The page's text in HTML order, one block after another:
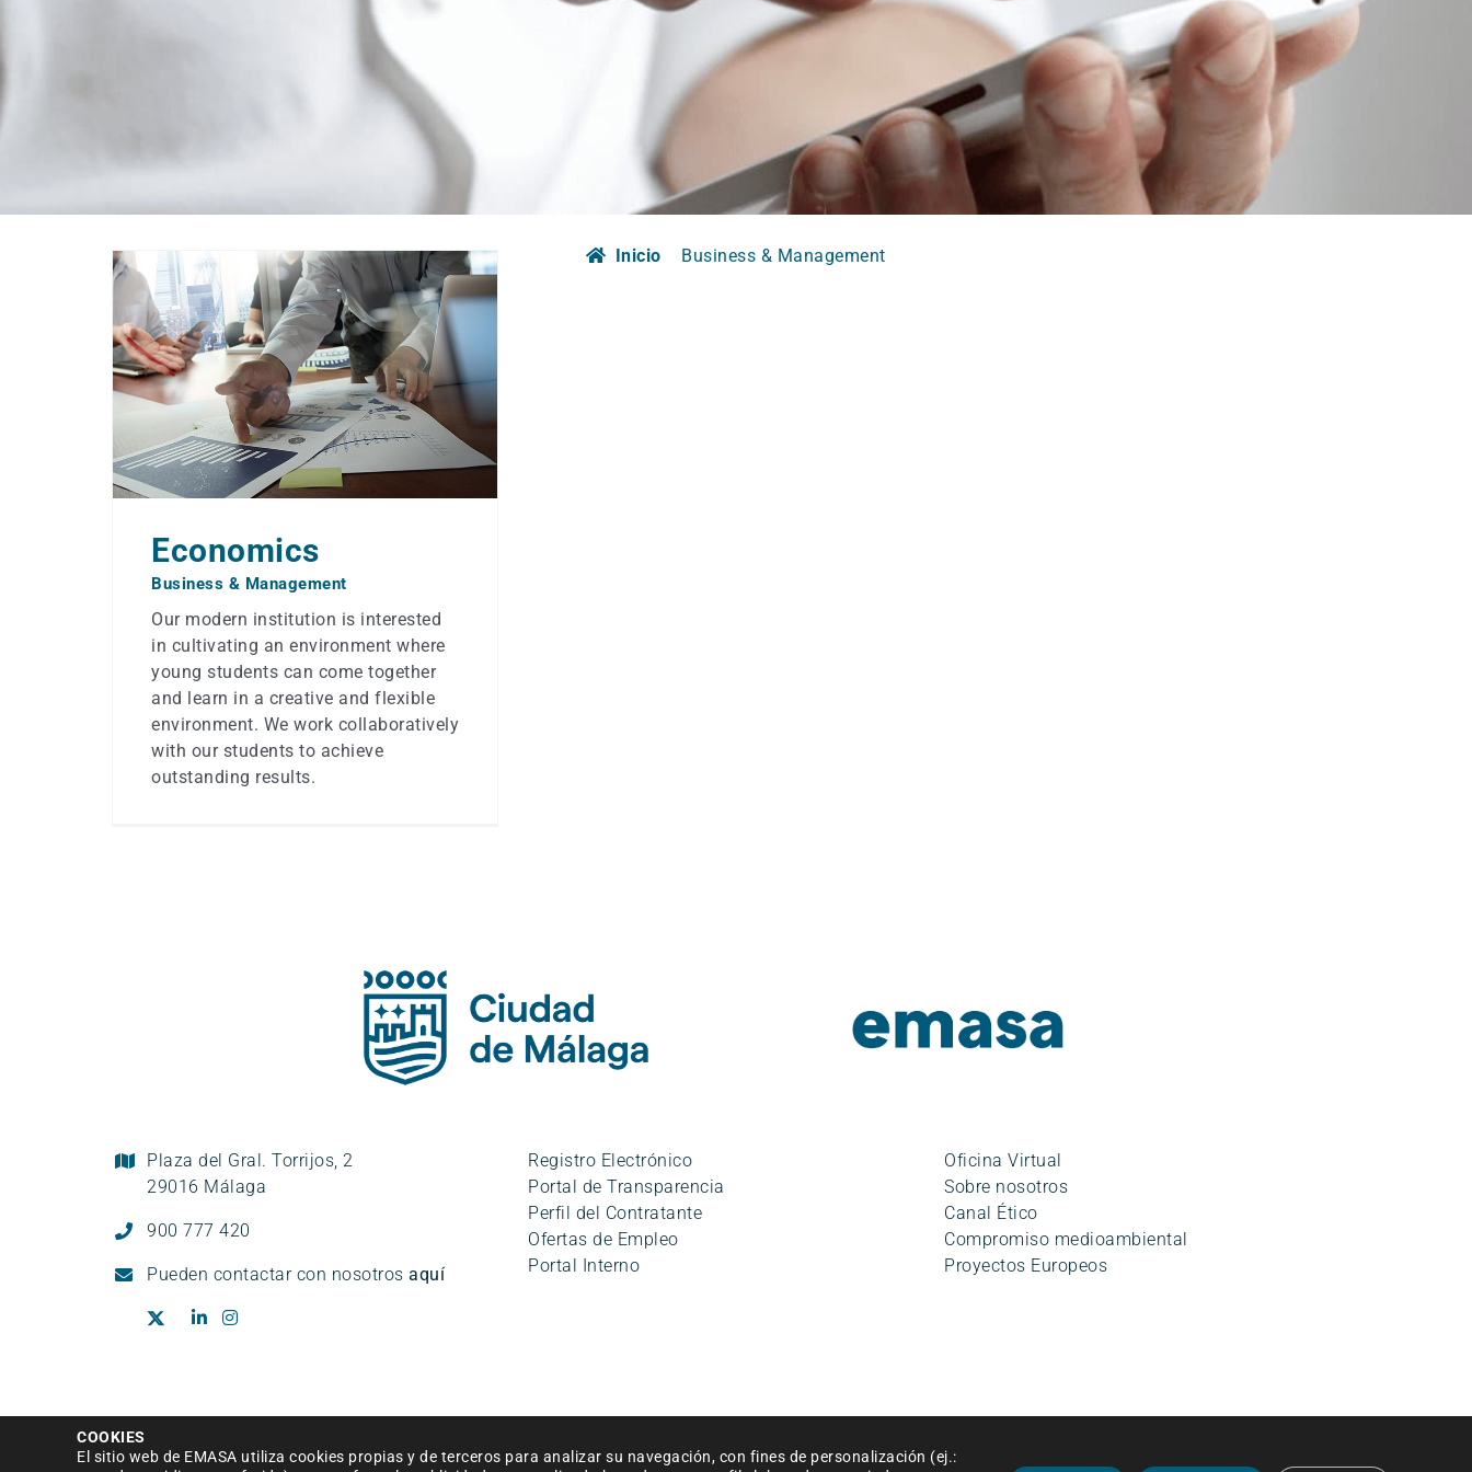
Inicio Business & Management
Economics
Business & Management
Our modern institution is interested
in cultivating an environment where
young students can come together
and learn in a creative and flexible
environment. We work collaboratively
with our students to achieve
outstanding results.
Plaza del Gral. Torrijos, 2
29016 Málaga
900 777 420
Pueden contactar con nosotros aquí
Registro Electrónico
Portal de Transparencia
Perfil del Contratante
Ofertas de Empleo
Portal Interno
Oficina Virtual
Sobre nosotros
Canal Ético
Compromiso medioambiental
Proyectos Europeos
COOKIES
El sitio web de EMASA utiliza cookies propias y de terceros para analizar su navegación, con fines de personalización (ej.: